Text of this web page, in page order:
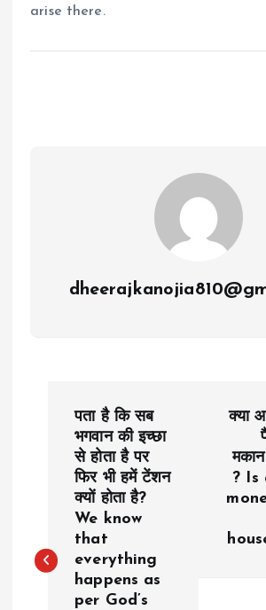
arise there.
n
पता है कि सब
भगवान की इच्छा
से होता है पर
फिर भी हमें टेंशन
क्यों होता है?
We know
that
everything
happens as
per God’s
क्या
? Is